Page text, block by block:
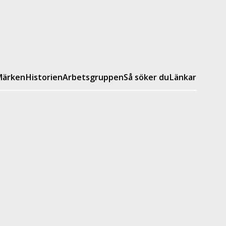
HistorienArbetsgruppenSå söker duLänkar